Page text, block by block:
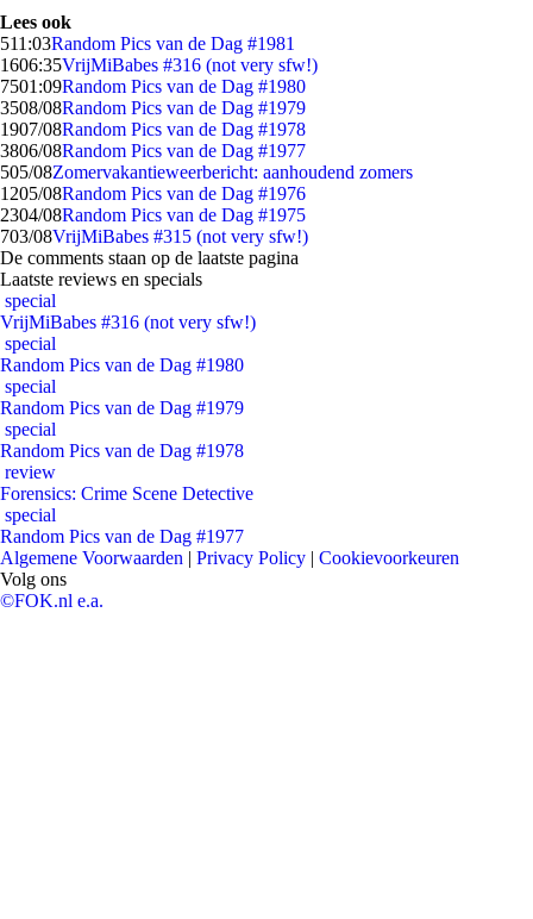
Lees ook
511:03Random Pics van de Dag #1981
1606:35VrijMiBabes #316 (not very sfw!)
7501:09Random Pics van de Dag #1980
3508/08Random Pics van de Dag #1979
1907/08Random Pics van de Dag #1978
3806/08Random Pics van de Dag #1977
505/08Zomervakantieweerbericht: aanhoudend zomers
1205/08Random Pics van de Dag #1976
2304/08Random Pics van de Dag #1975
703/08VrijMiBabes #315 (not very sfw!)
De comments staan op de laatste pagina
Laatste reviews en specials
special
VrijMiBabes #316 (not very sfw!)
special
Random Pics van de Dag #1980
special
Random Pics van de Dag #1979
special
Random Pics van de Dag #1978
review
Forensics: Crime Scene Detective
special
Random Pics van de Dag #1977
Algemene Voorwaarden | Privacy Policy | Cookievoorkeuren
Volg ons
©FOK.nl e.a.